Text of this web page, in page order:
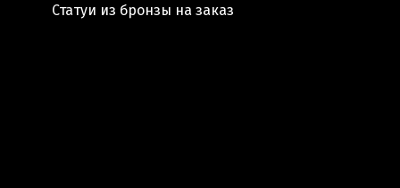
Статуи из бронзы на заказ